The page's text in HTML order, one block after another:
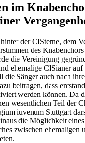
im
der CISterne, dem
des
die Vereinigung
ehemalige CISianer auf
die Sänger auch nach
beitragen, dass
werden können. Da
wesentlichen Teil der
iuvenum Stuttgart
die Möglichkeit eines
zwischen ehemaligen